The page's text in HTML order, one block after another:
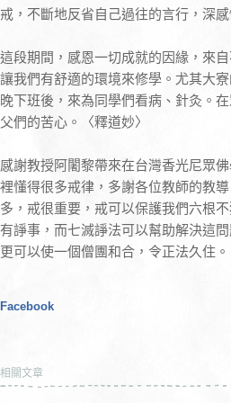
戒，不斷地反省自己過往的言行，深感
這段期間，感恩一切成就的因緣，來
讓我們有舒適的環境來修學。尤其大
晚下班後，來為同學們看病、針灸。
父們的苦心。〈釋道妙〉
感謝教授阿闍黎帶來在台灣香光尼眾
裡懂得很多戒律，多謝各位教師的教
多，戒很重要，戒可以保護我們六根
有諍事，而七滅諍法可以幫助解決這
更可以使一個僧團和合，令正法久住。
Facebook
相關文章